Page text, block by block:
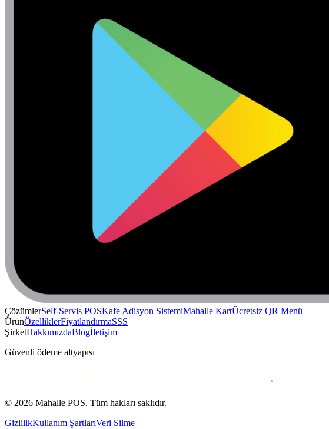
ÇözümlerSelf-Servis POSKafe Adisyon SistemiMahalle KartÜcretsiz QR Menü
ÜrünÖzelliklerFiyatlandırmaSSS
ŞirketHakkımızdaBlogİletişim
Güvenli ödeme altyapısı
© 2026 Mahalle POS. Tüm hakları saklıdır.
GizlilikKullanım ŞartlarıVeri Silme